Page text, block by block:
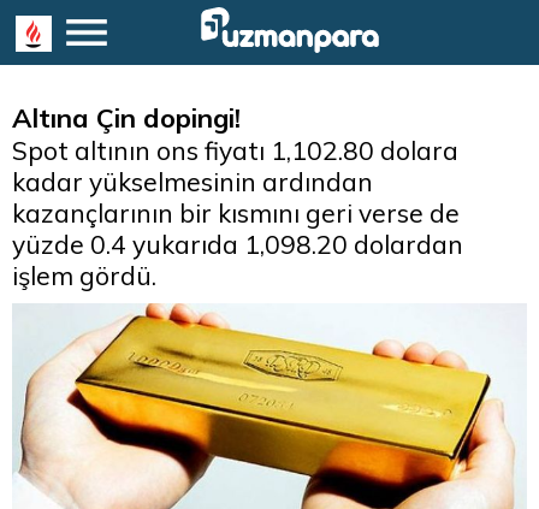
Altına Çin dopingi!
Spot altının ons fiyatı 1,102.80 dolara
kadar yükselmesinin ardından
kazançlarının bir kısmını geri verse de
yüzde 0.4 yukarıda 1,098.20 dolardan
işlem gördü.